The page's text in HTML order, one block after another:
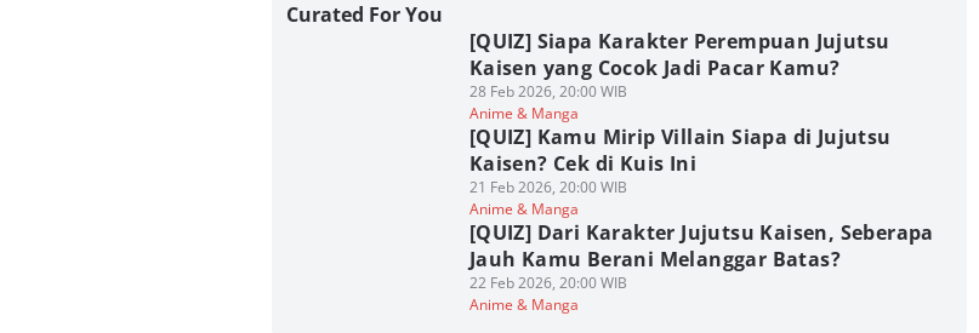
Curated For You
[QUIZ] Siapa Karakter Perempuan Jujutsu
Kaisen yang Cocok Jadi Pacar Kamu?
28 Feb 2026, 20:00 WIB
Anime & Manga
[QUIZ] Kamu Mirip Villain Siapa di Jujutsu
Kaisen? Cek di Kuis Ini
21 Feb 2026, 20:00 WIB
Anime & Manga
[QUIZ] Dari Karakter Jujutsu Kaisen, Seberapa
Jauh Kamu Berani Melanggar Batas?
22 Feb 2026, 20:00 WIB
Anime & Manga